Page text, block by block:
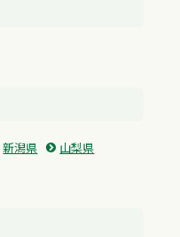
新潟県
山梨県